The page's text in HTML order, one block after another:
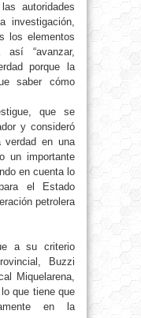
autoridades
investigación,
los elementos
“avanzar,
porque la
saber cómo
que se
y consideró
verdad en una
un importante
en cuenta lo
el Estado
petrolera
a su criterio
Buzzi
Miquelarena,
que tiene que
en la